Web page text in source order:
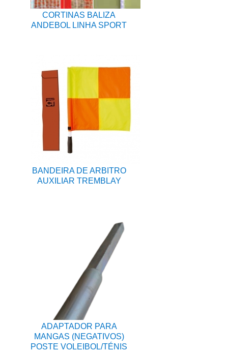
CORTINAS BALIZA
ANDEBOL LINHA SPORT
BANDEIRA DE ARBITRO
AUXILIAR TREMBLAY
ADAPTADOR PARA
MANGAS (NEGATIVOS)
POSTE VOLEIBOL/TÉNIS